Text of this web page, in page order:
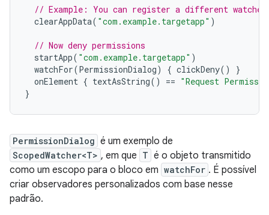
// Example: You can register a different
clearAppData( "com.example.targetapp" )
// Now deny permissions
startApp( "com.example.targetapp" )
watchFor(PermissionDialog) { clickDeny()
}
onElement { textAsString() == "Request
}
PermissionDialog é um exemplo de
ScopedWatcher<T> , em que T é o objeto transmitido
como um escopo para o bloco em watchFor . É possível
criar observadores personalizados com base nesse
padrão.